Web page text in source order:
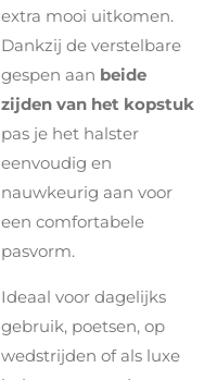
extra mooi uitkomen.
Dankzij de verstelbare
gespen aan beide
zijden van het kopstuk
pas je het halster
eenvoudig en
nauwkeurig aan voor
een comfortabele
pasvorm.
Ideaal voor dagelijks
gebruik, poetsen, op
wedstrijden of als luxe